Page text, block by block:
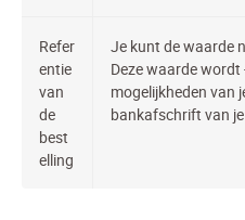
Refer
entie
van
de
best
elling
Je kunt de waarde
Deze waarde
mogelijkheden van
bankafschrift van